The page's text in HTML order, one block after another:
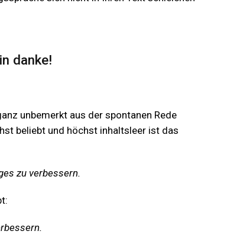
danke!
unbemerkt aus der spontanen Rede
beliebt und höchst inhaltsleer ist das
zu verbessern.